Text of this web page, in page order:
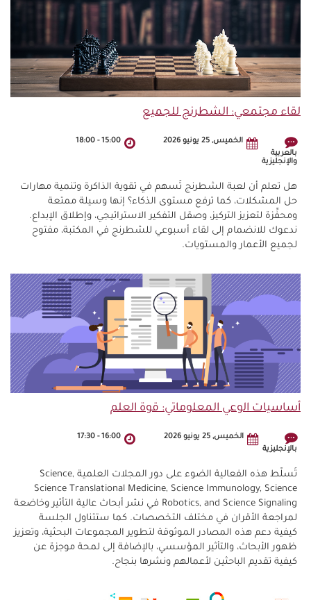
لقاء مجتمعي: الشطرنج للجميع
بالعربية
والإنجليزية
الخميس, 25 يونيو 2026 15:00
-
18:00
هل تعلم أن لعبة الشطرنج تُسهم في تقوية الذاكرة وتنمية مهارات
حل المشكلات، كما ترفع مستوى الذكاء؟ إنها وسيلة ممتعة
ومحفِّزة لتعزيز التركيز، وصقل التفكير الاستراتيجي، وإطلاق الإبداع.
ندعوك للانضمام إلى لقاء أسبوعي للشطرنج في المكتبة، مفتوح
لجميع الأعمار والمستويات.
أساسيات الوعي المعلوماتي: قوة العلم
بالإنجليزية
الخميس, 25 يونيو 2026 16:00
-
17:30
تُسلّط هذه الفعالية الضوء على دور المجلات العلمية Science,
Science Translational Medicine, Science Immunology, Science
Robotics, and Science Signaling في نشر أبحاث عالية التأثير وخاضعة
لمراجعة الأقران في مختلف التخصصات. كما ستتناول الجلسة
كيفية دعم هذه المصادر الموثوقة لتطوير المجموعات البحثية، وتعزيز
ظهور الأبحاث، والتأثير المؤسسي، بالإضافة إلى لمحة موجزة عن
كيفية تقديم الباحثين لأعمالهم ونشرها بنجاح.